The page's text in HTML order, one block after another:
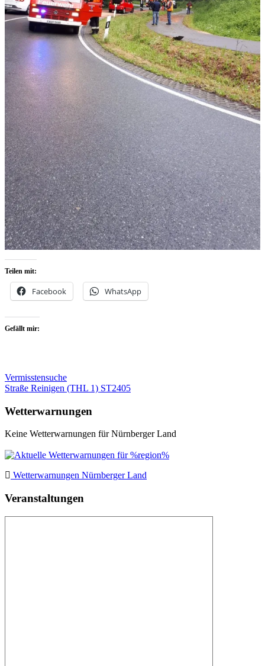
Teilen mit:
Facebook WhatsApp
Gefällt mir:
Beitragsnavigation
Vermisstensuche
Straße Reinigen (THL 1) ST2405
Wetterwarnungen
Keine Wetterwarnungen für Nürnberger Land
Wetterwarnungen Nürnberger Land
Veranstaltungen